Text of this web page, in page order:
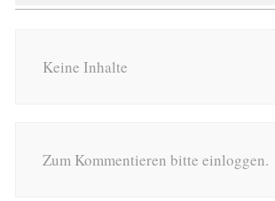
Keine Inhalte
Zum Kommentieren bitte einloggen.